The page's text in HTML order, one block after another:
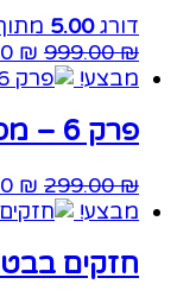
דורג5.00 מתוך
999.00₪
₪
מבצע!
פרק 6 – מסבכים [6 שיעורים]
299.00₪
₪
מבצע!
חזקים בבטון – פרק 7 –